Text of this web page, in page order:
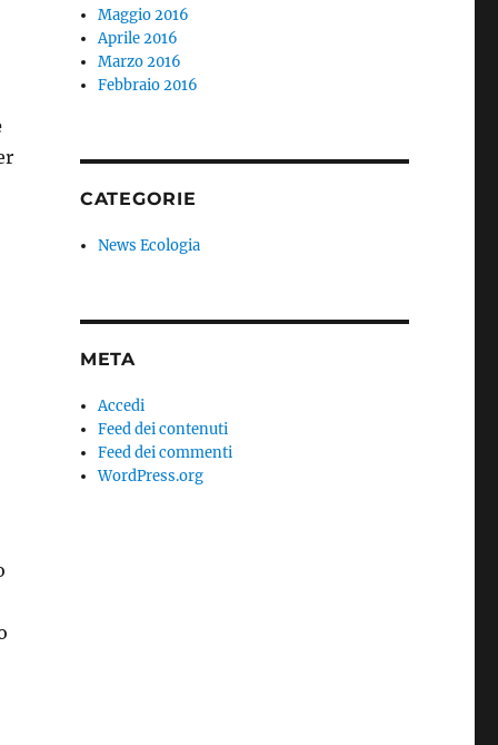
Maggio 2016
Aprile 2016
Marzo 2016
Febbraio 2016
CATEGORIE
News Ecologia
META
Accedi
Feed dei contenuti
Feed dei commenti
WordPress.org